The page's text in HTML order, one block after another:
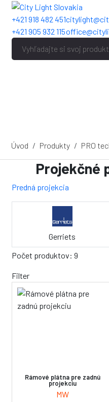
+421 918 482 451
+421 905 932 115
Úvod Produkty PRO
Projekčné
Predná projekcia
Gerriets
Počet produktov: 9
Filter
Rámové plátna pre zadnú
projekciu
MW